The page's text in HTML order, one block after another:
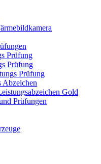
Prüfung
Prüfung
Prüfung
Abzeichen
Gold
Prüfungen